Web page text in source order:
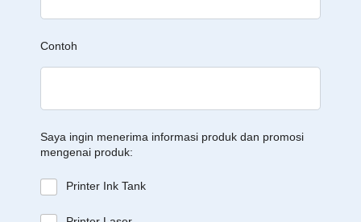
Contoh
Saya ingin menerima informasi produk dan promosi
mengenai produk:
Printer Ink Tank